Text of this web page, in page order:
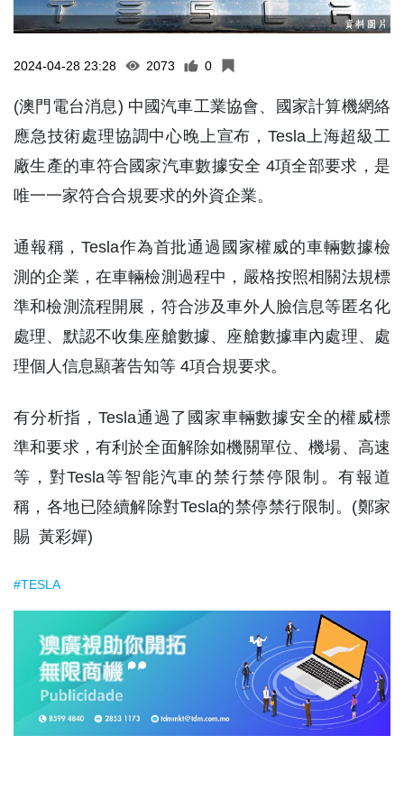
2024-04-28 23:28 2073 0
(澳門電台消息) 中國汽車工業協會、國家計算機網絡
應急技術處理協調中心晚上宣布，Tesla上海超級工
廠生產的車符合國家汽車數據安全 4項全部要求，是
唯一一家符合合規要求的外資企業。
通報稱，Tesla作為首批通過國家權威的車輛數據檢
測的企業，在車輛檢測過程中，嚴格按照相關法規標
準和檢測流程開展，符合涉及車外人臉信息等匿名化
處理、默認不收集座艙數據、座艙數據車內處理、處
理個人信息顯著告知等 4項合規要求。
有分析指，Tesla通過了國家車輛數據安全的權威標
準和要求，有利於全面解除如機關單位、機場、高速
等，對Tesla等智能汽車的禁行禁停限制。有報道
稱，各地已陸續解除對Tesla的禁停禁行限制。(鄭家
賜 黃彩嬋)
#TESLA